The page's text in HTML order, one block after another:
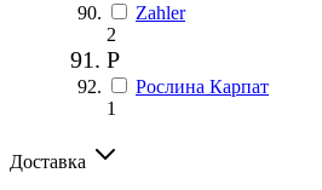
Zahler
2
Р
Рослина Карпат
1
Доставка